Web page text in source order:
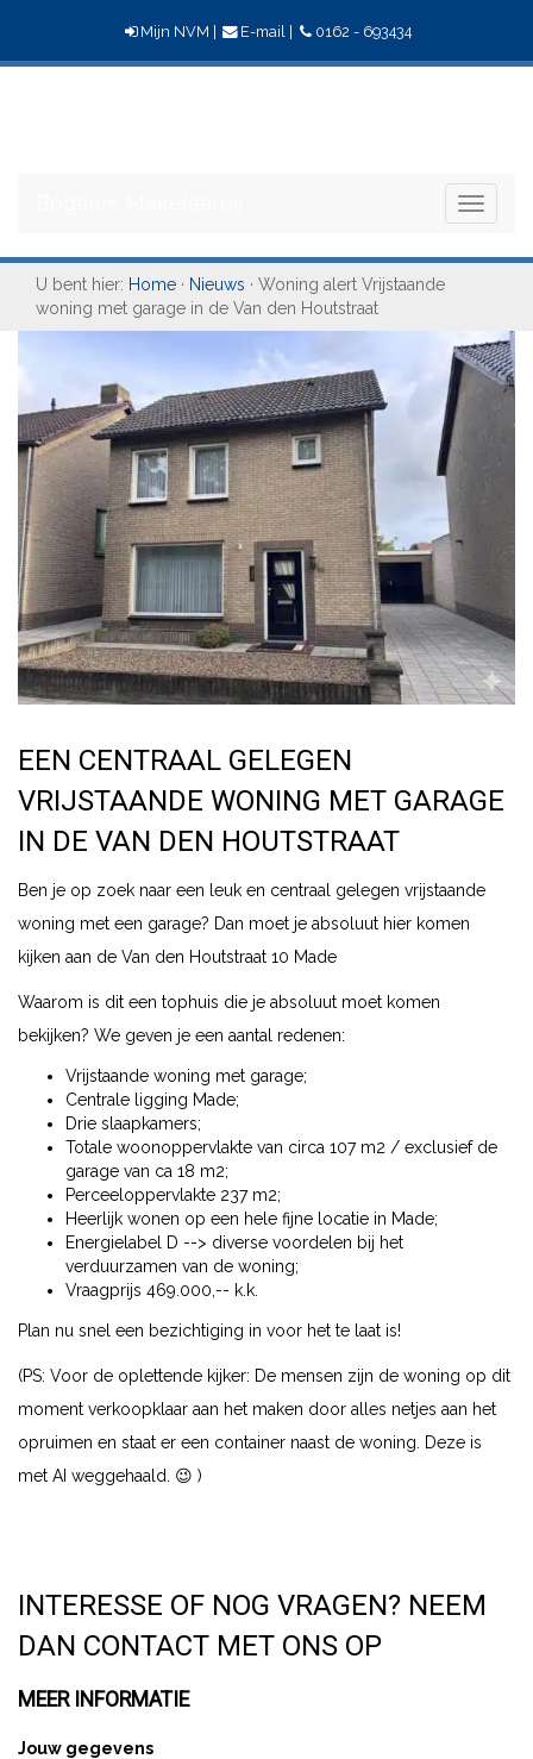
Mijn NVM E-mail| 0162 - 693434
Toggle
U bent hier: Home · Nieuws · Woning alert Vrijstaande
woning met garage in de Van den Houtstraat
EEN CENTRAAL GELEGEN
VRIJSTAANDE WONING MET GARAGE
IN DE VAN DEN HOUTSTRAAT
Ben je op zoek naar een leuk en centraal gelegen vrijstaande
woning met een garage? Dan moet je absoluut hier komen
kijken aan de Van den Houtstraat 10 Made
Waarom is dit een tophuis die je absoluut moet komen
bekijken? We geven je een aantal redenen:
Vrijstaande woning met garage;
Centrale ligging Made;
Drie slaapkamers;
Totale woonoppervlakte van circa 107 m2 / exclusief de
garage van ca 18 m2;
Perceeloppervlakte 237 m2;
Heerlijk wonen op een hele fijne locatie in Made;
Energielabel D --> diverse voordelen bij het
verduurzamen van de woning;
Vraagprijs 469.000,-- k.k.
Plan nu snel een bezichtiging in voor het te laat is!
(PS: Voor de oplettende kijker: De mensen zijn de woning op dit
moment verkoopklaar aan het maken door alles netjes aan het
opruimen en staat er een container naast de woning. Deze is
met AI weggehaald. 😉 )
INTERESSE OF NOG VRAGEN? NEEM
DAN CONTACT MET ONS OP
MEER INFORMATIE
Jouw gegevens